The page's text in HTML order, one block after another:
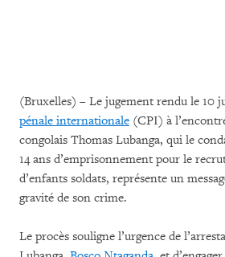
(Bruxelles) – Le jugement rendu le 10
pénale internationale (CPI) à
congolais Thomas Lubanga, qui le
14 ans d’emprisonnement pour le
d’enfants soldats, représente un
gravité de son crime.
Le procès souligne l’urgence de